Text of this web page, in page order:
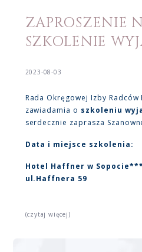
ZAPROSZENIE
SZKOLENIE
2023-08-03
Rada Okręgowej Izby Radców
zawiadamia o szkoleniu
serdecznie zaprasza
Data i miejsce szkolenia:
Hotel Haffner w
ul.Haffnera 59
(czytaj więcej)